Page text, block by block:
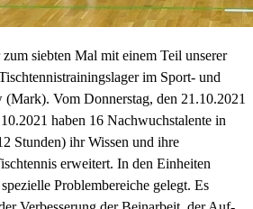
siebten Mal mit einem Teil unserer
im Sport- und
Vom Donnerstag, den 21.10.2021
haben 16 Nachwuchstalente in
Stunden) ihr Wissen und ihre
erweitert. In den Einheiten
Problembereiche gelegt. Es